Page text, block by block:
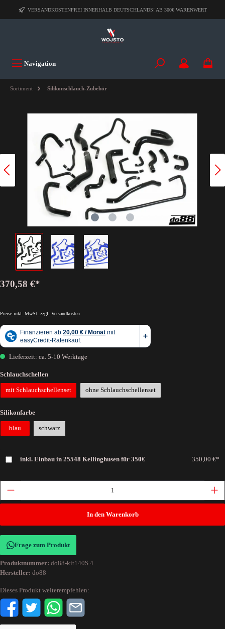
VERSANDKOSTENFREI INNERHALB DEUTSCHLANDS! AB 300€ WARENWERT
Navigation
Sortiment Silikonschlauch-Zubehör
370,58 €*
Preise inkl. MwSt. zzgl. Versandkosten
Lieferzeit: ca. 5-10 Werktage
Schlauchschellen
mit Schlauchschellenset ohne Schlauchschellenset
Silikonfarbe
blau schwarz
inkl. Einbau in 25548 Kellinghusen für 350€ 350,00 €*
In den Warenkorb
Frage zum Produkt
Produktnummer: do88-kit140S.4
Hersteller: do88
Dieses Produkt weiterempfehlen: